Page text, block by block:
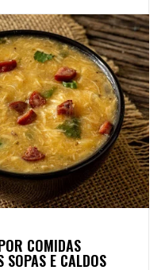
COMIDAS
E CALDOS